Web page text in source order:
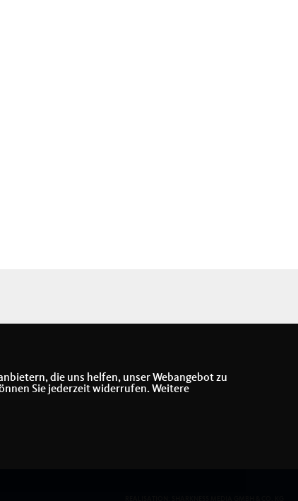
die uns helfen, unser Webangebot zu
Sie jederzeit widerrufen. Weitere